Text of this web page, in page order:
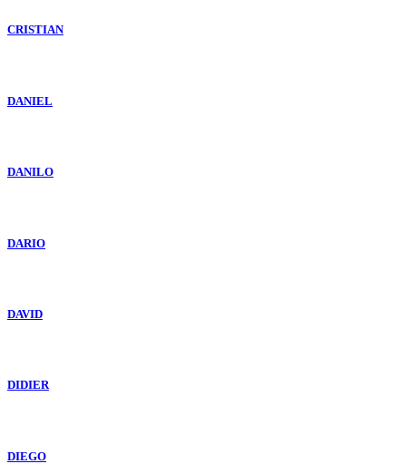
CRISTIAN
DANIEL
DANILO
DARIO
DAVID
DIDIER
DIEGO